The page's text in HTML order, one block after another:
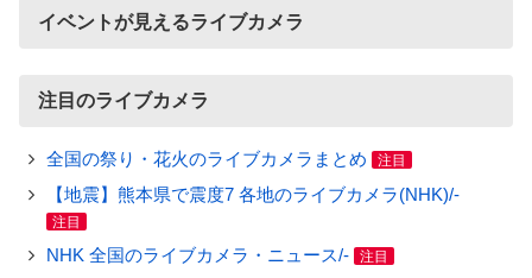
イベントが見えるライブカメラ
注目のライブカメラ
全国の祭り・花火のライブカメラまとめ 注目
【地震】熊本県で震度7 各地のライブカメラ(NHK)/-
注目
NHK 全国のライブカメラ・ニュース/- 注目